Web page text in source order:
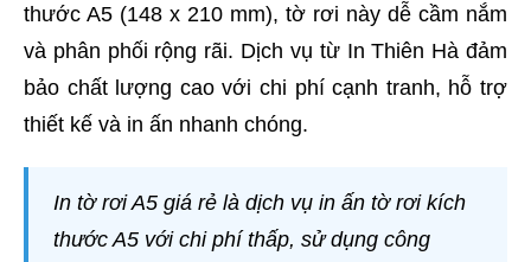
thước A5 (148 x 210 mm), tờ rơi này dễ cầm nắm
và phân phối rộng rãi. Dịch vụ từ In Thiên Hà đảm
bảo chất lượng cao với chi phí cạnh tranh, hỗ trợ
thiết kế và in ấn nhanh chóng.
In tờ rơi A5 giá rẻ là dịch vụ in ấn tờ rơi kích
thước A5 với chi phí thấp, sử dụng công